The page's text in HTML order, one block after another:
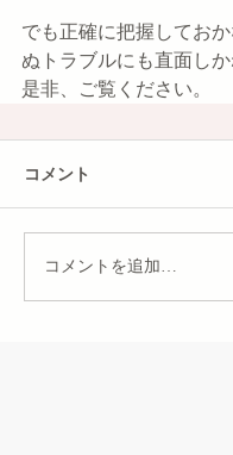
でも正確に把握してお
ぬトラブルにも直面しか
是非、ご覧ください。
コメント
コメントを追加…